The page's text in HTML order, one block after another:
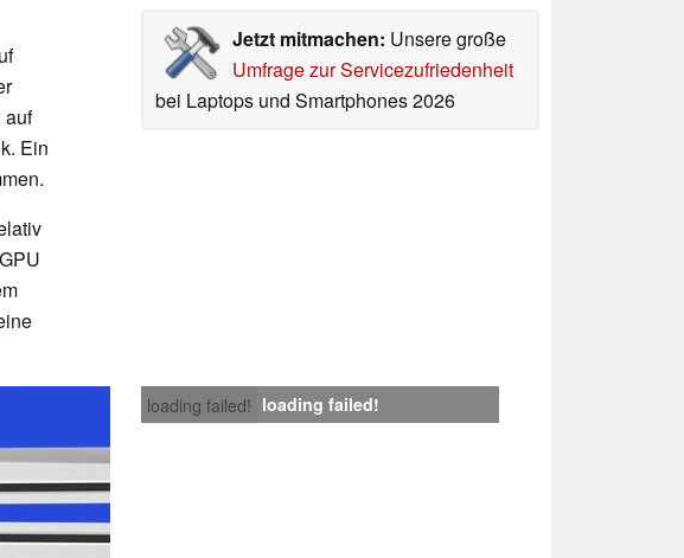
Jetzt mitmachen: Unsere große
Umfrage zur Servicezufriedenheit
bei Laptops und Smartphones 2026
auf
Ein
loading failed! loading failed!